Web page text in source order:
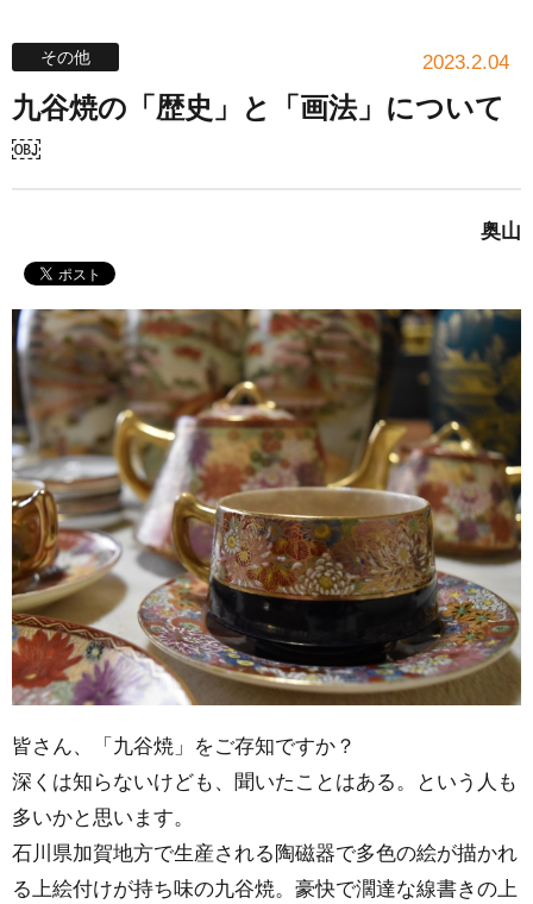
その他 2023.2.04
九谷焼の「歴史」と「画法」について
￼
奥山
皆さん、「九谷焼」をご存知ですか？
深くは知らないけども、聞いたことはある。という人も
多いかと思います。
石川県加賀地方で生産される陶磁器で多色の絵が描かれ
る上絵付けが持ち味の九谷焼。豪快で濶達な線書きの上